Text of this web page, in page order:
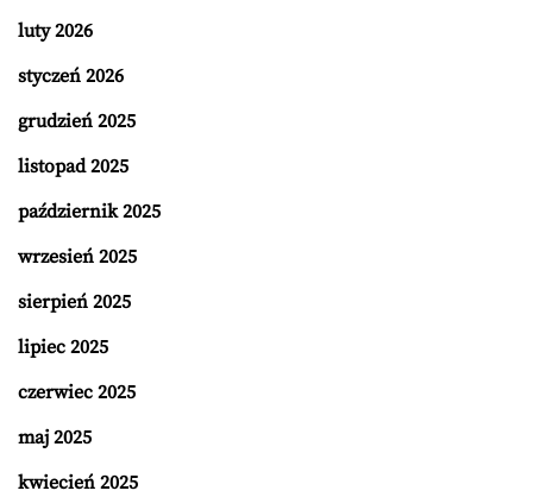
luty 2026
styczeń 2026
grudzień 2025
listopad 2025
październik 2025
wrzesień 2025
sierpień 2025
lipiec 2025
czerwiec 2025
maj 2025
kwiecień 2025